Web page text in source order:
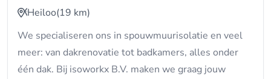
Heiloo(19 km)
We specialiseren ons in spouwmuurisolatie en veel
meer: van dakrenovatie tot badkamers, alles onder
één dak. Bij isoworkx B.V. maken we graag jouw